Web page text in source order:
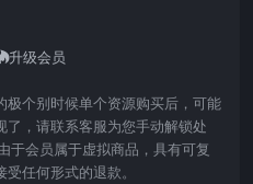
升级会员
个别时候单个资源购买后，可能
，请联系客服为您手动解锁处
于会员属于虚拟商品，具有可复
任何形式的退款。